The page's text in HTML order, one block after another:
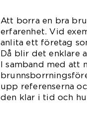
Att borra en bra
erfarenhet. Vid
anlita ett företag
Då blir det enklare
I samband med att
upp referenserna
den klar i tid och